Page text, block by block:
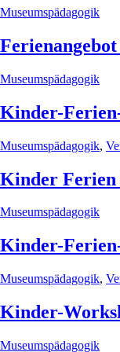
Museumspädagogik
Museumspädagogik
Kinder-
Museumspädagogik,
Kinder
Museumspädagogik
Kinder-
Museumspädagogik,
Kinder-
Museumspädagogik